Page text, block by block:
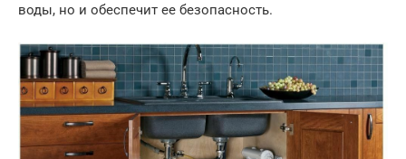
воды, но и обеспечит ее безопасность.